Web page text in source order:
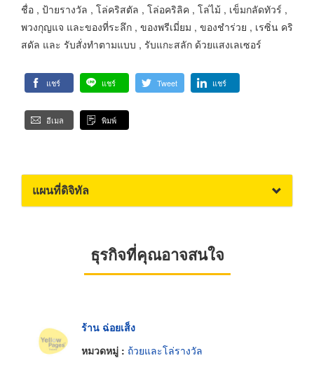
ชื่อ , ป้ายรางวัล , โล่คริสตัล , โล่อคริลิค , โล่ไม้ , เข็มกลัดทัวร์ ,
พวงกุญแจ และของที่ระลึก , ของพรีเมี่ยม , ของชำร่วย , เรซิ่น คริ
สดัล และ รับสั่งทำตามแบบ , รับแกะสลัก ด้วยแสงเลเซอร์
แชร์ แชร์ Tweet แชร์
อีเมล พิมพ์
แผนที่ดิจิทัล
ธุรกิจที่คุณอาจสนใจ
ร้าน ฉ่อยเส็ง
หมวดหมู่ : ถ้วยและโล่รางวัล